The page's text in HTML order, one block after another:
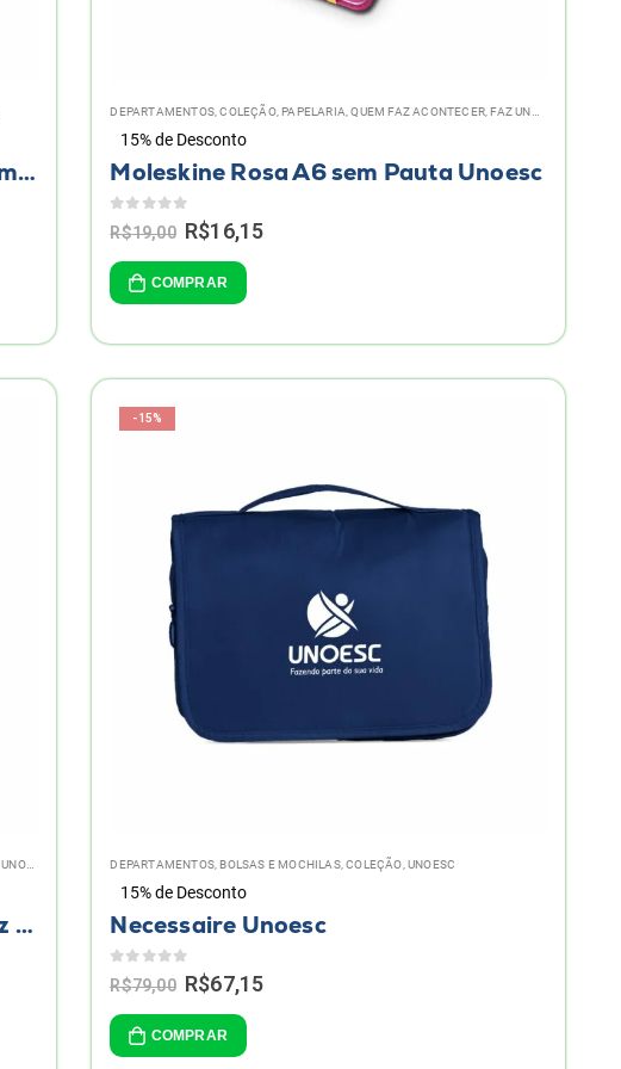
Moleskine Rosa A6 sem Pauta Quem faz acontecer, faz Unoesc!
DEPARTAMENTOS,COLEÇÃO, PAPELARIA ,QUEM FAZ ACONTECER, FAZ UNOESC!
15% de Desconto
Moleskine Rosa A6 sem Pauta Unoesc
de 5
R$19,00 Original
was:
R$19,00.
R$16,15Current
COMPRAR
Necessaire Quem faz acontecer, faz Unoesc!
-15%
DEPARTAMENTOS, BOLSAS E MOCHILAS,COLEÇÃO UNOESC
15% de Desconto
Necessaire Unoesc
de 5
R$79,00 Original
was:
R$79,00.
R$67,15Current
COMPRAR